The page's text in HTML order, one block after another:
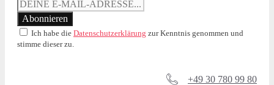
Ich habe die Datenschutzerklärung zur Kenntnis genommen und
stimme dieser zu.
+49 30 780 99 80